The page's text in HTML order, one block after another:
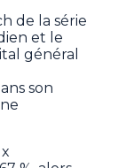
de la série
et le
général
son